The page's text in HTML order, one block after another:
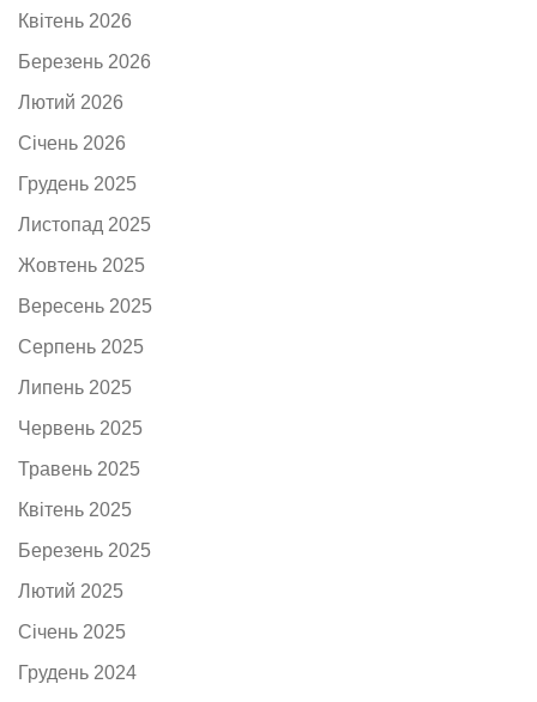
Квітень 2026
Березень 2026
Лютий 2026
Січень 2026
Грудень 2025
Листопад 2025
Жовтень 2025
Вересень 2025
Серпень 2025
Липень 2025
Червень 2025
Травень 2025
Квітень 2025
Березень 2025
Лютий 2025
Січень 2025
Грудень 2024